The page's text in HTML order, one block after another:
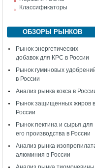
Классификаторы
ОБЗОРЫ РЫНКОВ
Рынок энергетических
добавок для КРС в России
Рынок гуминовых
в России
Анализ рынка кокса в
Рынок защищенных жиров в
России
Рынок пектина и сырья для
его производства в России
Анализ рынка
алюминия в России